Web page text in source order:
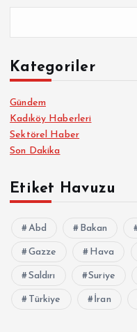
Kategoriler
Gündem
Kadıköy Haberleri
Sektörel Haber
Son Dakika
Etiket Havuzu
Abd Bakan
Gazze Hava
Saldırı Suriye
Türkiye İran